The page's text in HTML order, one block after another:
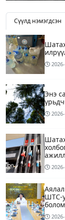
Сүүлд нэмэгдсэн
Энэ
ШТС-